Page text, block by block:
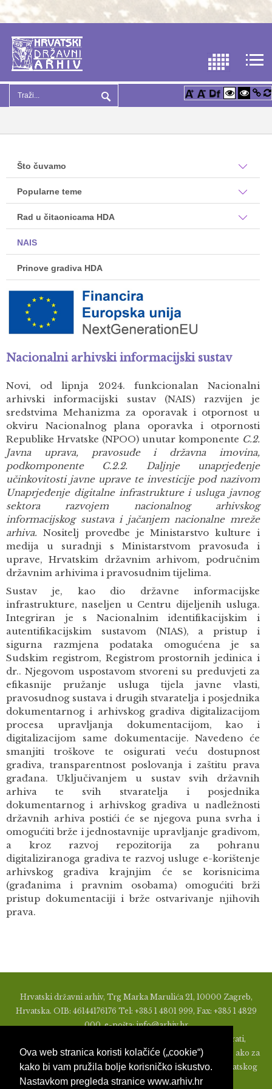
Ova web stranica koristi kolačiće („cookie“)
kako bi vam pružila bolje korisničko iskustvo.
Nastavkom pregleda stranice www.arhiv.hr
Što čuvamo
Popularne teme
Rad u čitaonicama HDA
NAIS
Prinove gradiva HDA
Nacionalni arhivski informacijski sustav
Novi, od lipnja 2024. funkcionalan Nacionalni
arhivski informacijski sustav (NAIS) razvijen je
sredstvima Mehanizma za oporavak i otpornost u
okviru Nacionalnog plana oporavka i otpornosti
Republike Hrvatske (NPOO) unutar komponente C.2.
Javna uprava, pravosuđe i državna imovina,
podkomponente C.2.2. Daljnje unaprjeđenje
učinkovitosti javne uprave te investicije pod nazivom
Unaprjeđenje digitalne infrastrukture i usluga javnog
sektora razvojem nacionalnog arhivskog
informacijskog sustava i jačanjem nacionalne mreže
arhiva. Nositelj provedbe je Ministarstvo kulture i
medija u suradnji s Ministarstvom pravosuđa i
uprave, Hrvatskim državnim arhivom, područnim
državnim arhivima i pravosudnim tijelima.
Sustav je, kao dio državne informacijske
infrastrukture, naseljen u Centru dijeljenih usluga.
Integriran je s Nacionalnim identifikacijskim i
autentifikacijskim sustavom (NIAS), a pristup i
sigurna razmjena podataka omogućena je sa
Sudskim registrom, Registrom prostornih jedinica i
dr.. Njegovom uspostavom stvoreni su preduvjeti za
efikasnije pružanje usluga tijela javne vlasti,
pravosudnog sustava i drugih stvaratelja i posjednika
dokumentarnog i arhivskog gradiva digitalizacijom
procesa upravljanja dokumentacijom, kao i
digitalizacijom same dokumentacije. Navedeno će
smanjiti troškove te osigurati veću dostupnost
gradiva, transparentnost poslovanja i zaštitu prava
građana. Uključivanjem u sustav svih državnih
arhiva te svih stvaratelja i posjednika
dokumentarnog i arhivskog gradiva u nadležnosti
državnih arhiva postići će se njegova puna svrha i
omogućiti brže i jednostavnije upravljanje gradivom,
a kroz razvoj repozitorija za pohranu
digitaliziranoga gradiva te razvoj usluge e-korištenje
arhivskog gradiva krajnjim će se korisnicima
(građanima i pravnim osobama) omogućiti brži
pristup dokumentaciji i brže ostvarivanje njihovih
prava.
Hrvatski državni arhiv, Trg Marka Marulića 21, 10000 Zagreb,
Hrvatska. OIB: 46144176176 Tel: +385 1 4801 999, Fax: +385 1 4829
000, e-pošta: info@arhiv.hr
Zabranjeno je u bilo kojem obliku objavljivati, distribuirati,
mijenjati ili na ikoji način koristiti materijale s ovih stranica, ako za
to nije prethodno izdato pismeno odobrenje od strane Hrvatskog
državnog arhiva.